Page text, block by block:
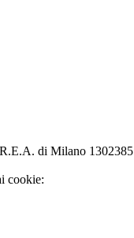
di Milano 1302385
cookie: